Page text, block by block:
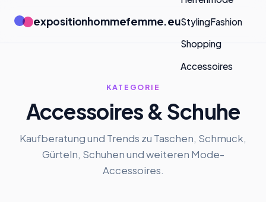
expositionhommefemme.euStylingFashion
Shopping
Accessoires
KATEGORIE
Accessoires & Schuhe
Kaufberatung und Trends zu Taschen, Schmuck,
Gürteln, Schuhen und weiteren Mode-
Accessoires.